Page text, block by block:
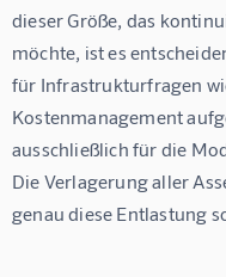
dieser Größe, das
möchte, ist es
für Infrastrukturfragen
Kostenmanagement
ausschließlich für die
Die Verlagerung aller
genau diese Entlastung